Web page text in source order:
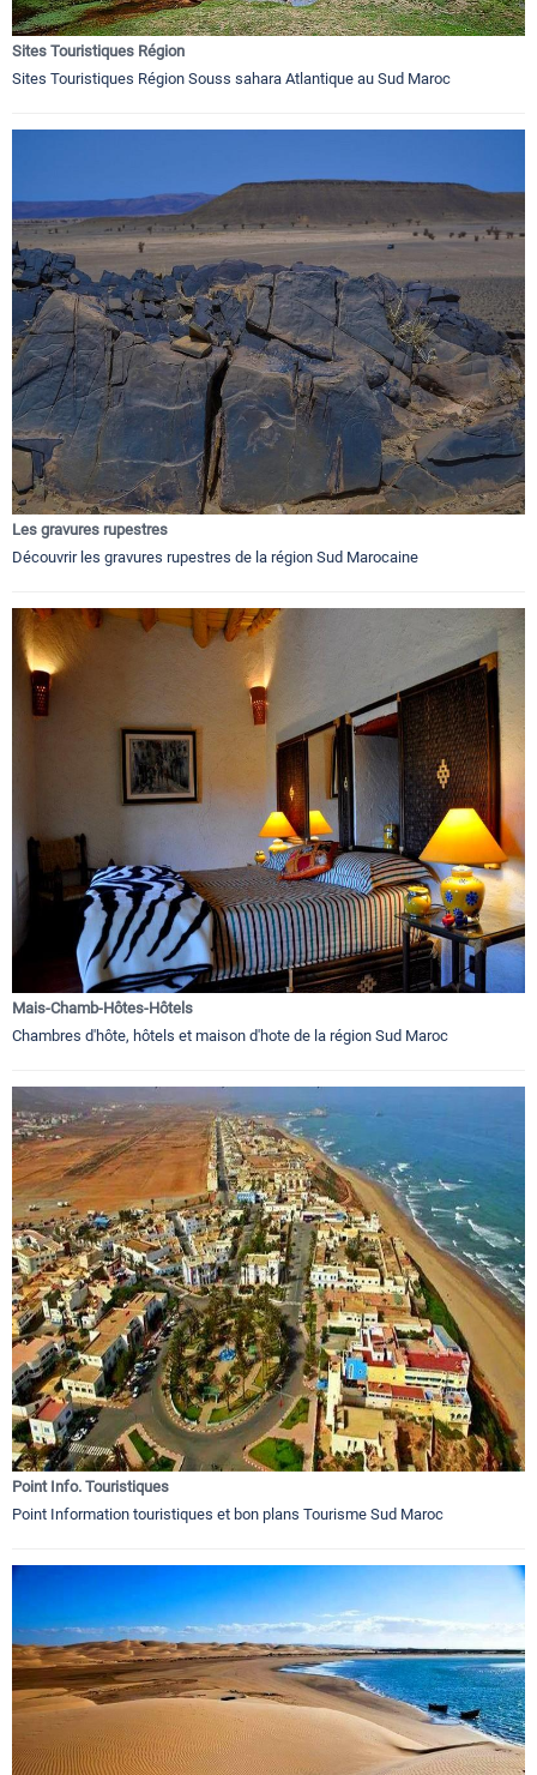
Sites Touristiques Région
Sites Touristiques Région Souss sahara Atlantique au Sud Maroc
Les gravures rupestres
Découvrir les gravures rupestres de la région Sud Marocaine
Mais-Chamb-Hôtes-Hôtels
Chambres d'hôte, hôtels et maison d'hote de la région Sud Maroc
Point Info. Touristiques
Point Information touristiques et bon plans Tourisme Sud Maroc